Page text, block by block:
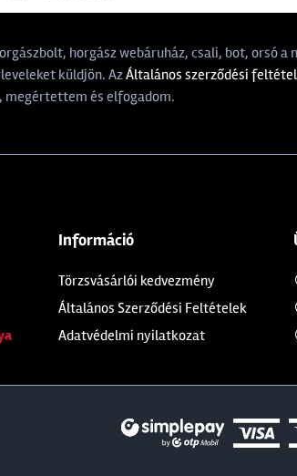
horgász webáruház, csali, bot, orsó
küldjön. AzÁltalános szerződési
megértettem és elfogadom.
Információ
Törzsvásárlói kedvezmény
Általános Szerződési Feltételek
Adatvédelmi nyilatkozat